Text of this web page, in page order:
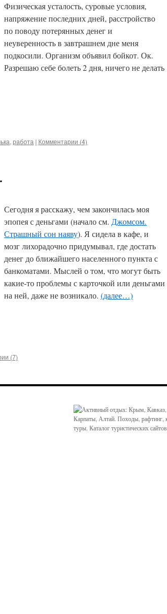
Физическая усталость, суровые условия,
напряжение последних дней, расстройство
по поводу потерянных денег и
неуверенность в завтрашнем дне меня
подкосили. Организм объявил бойкот. Ок.
Разрешаю себе болеть 2 дня, ничего не делать
, работа | Комментарии (4)
Сегодня я расскажу, чем закончилась моя
эпопея с деньгами (начало см. Джомсом.
Страшный сон наяву). Я сидела в кафе, и
мозг лихорадочно придумывал, где достать
денег до ближайшего населенного пункта с
банкоматами. Мыслей о том, что могут быть
какие-то проблемы с карточкой или деньгами
на ней, даже не возникало. (далее…)
(7)